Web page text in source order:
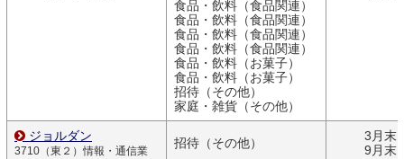
食品・飲料（食品関連）
食品・飲料（食品関連）
食品・飲料（食品関連）
食品・飲料（食品関連）
食品・飲料（お菓子）
食品・飲料（お菓子）
招待（その他）
家庭・雑貨（その他）
ジョルダン
3710（東２）情報・通信業
招待（その他）
3月末
9月末